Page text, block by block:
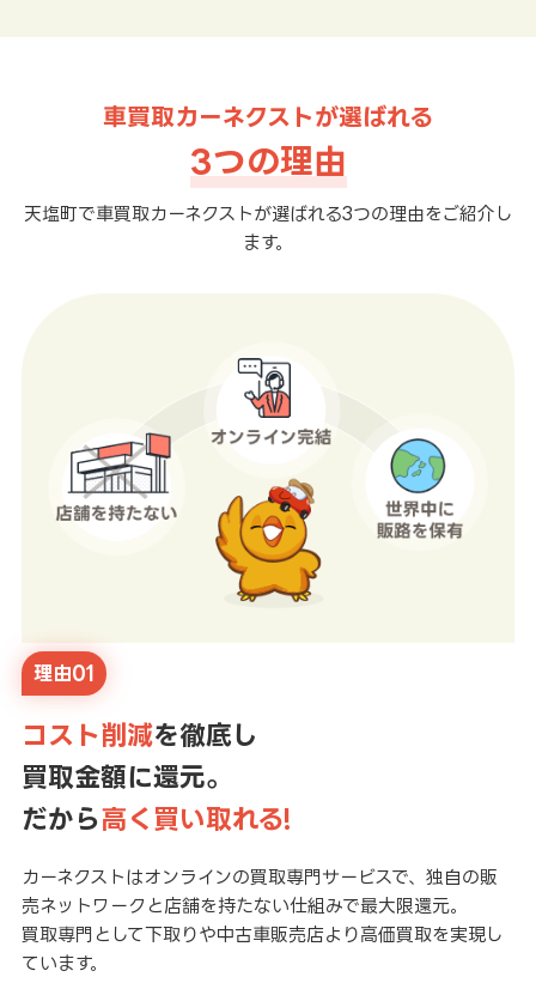
車買取カーネクストが選ばれる
3つの理由
天塩町で車買取カーネクストが選ばれる3つの理由をご紹介し
ます。
理由01
コスト削減を徹底し
買取金額に還元。
だから高く買い取れる!
カーネクストはオンラインの買取専門サービスで、独自の販
売ネットワークと店舗を持たない仕組みで最大限還元。
買取専門として下取りや中古車販売店より高価買取を実現し
ています。